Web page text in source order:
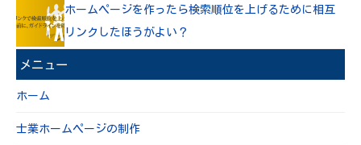
ホームページを作ったら検索順位を上げるために相互
リンクしたほうがよい？
メニュー
ホーム
士業ホームページの制作